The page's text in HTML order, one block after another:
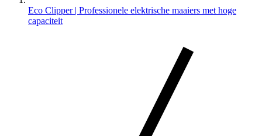
Eco Clipper | Professionele elektrische maaiers met hoge
capaciteit